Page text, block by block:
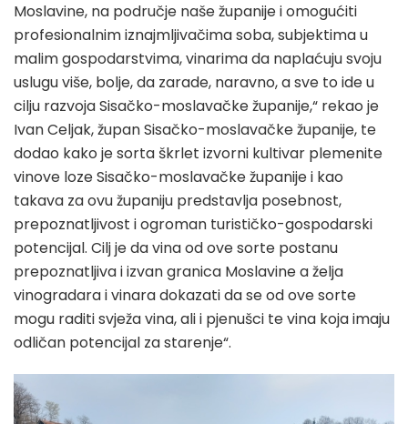
Moslavine, na područje naše županije i omogućiti
profesionalnim iznajmljivačima soba, subjektima u
malim gospodarstvima, vinarima da naplaćuju svoju
uslugu više, bolje, da zarade, naravno, a sve to ide u
cilju razvoja Sisačko-moslavačke županije,“ rekao je
Ivan Celjak, župan Sisačko-moslavačke županije, te
dodao kako je sorta škrlet izvorni kultivar plemenite
vinove loze Sisačko-moslavačke županije i kao
takava za ovu županiju predstavlja posebnost,
prepoznatljivost i ogroman turističko-gospodarski
potencijal. Cilj je da vina od ove sorte postanu
prepoznatljiva i izvan granica Moslavine a želja
vinogradara i vinara dokazati da se od ove sorte
mogu raditi svježa vina, ali i pjenušci te vina koja imaju
odličan potencijal za starenje“.